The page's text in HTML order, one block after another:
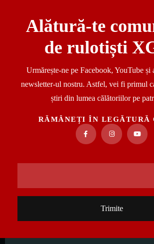
Alătură-te
de rulotiști
Urmărește-ne pe Facebook, YouTube și
newsletter-ul nostru. Astfel, vei fi primul
știri din lumea călătoriilor pe
RĂMÂNEȚI ÎN LEGĂTURĂ
Trimite